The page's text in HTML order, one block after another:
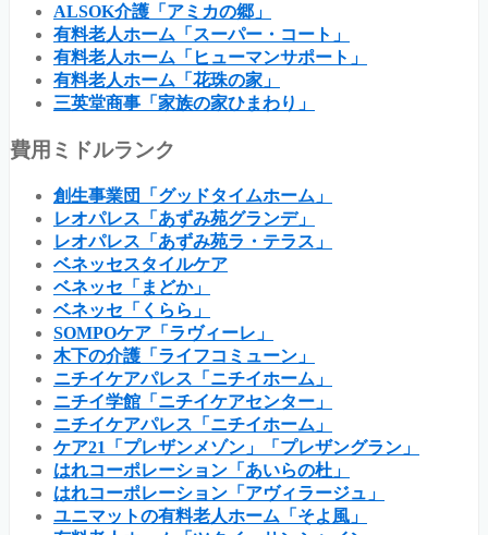
ALSOK介護「アミカの郷」
有料老人ホーム「スーパー・コート」
有料老人ホーム「ヒューマンサポート」
有料老人ホーム「花珠の家」
三英堂商事「家族の家ひまわり」
費用ミドルランク
創生事業団「グッドタイムホーム」
レオパレス「あずみ苑グランデ」
レオパレス「あずみ苑ラ・テラス」
ベネッセスタイルケア
ベネッセ「まどか」
ベネッセ「くらら」
SOMPOケア「ラヴィーレ」
木下の介護「ライフコミューン」
ニチイケアパレス「ニチイホーム」
ニチイ学館「ニチイケアセンター」
ニチイケアパレス「ニチイホーム」
ケア21「プレザンメゾン」「プレザングラン」
はれコーポレーション「あいらの杜」
はれコーポレーション「アヴィラージュ」
ユニマットの有料老人ホーム「そよ風」